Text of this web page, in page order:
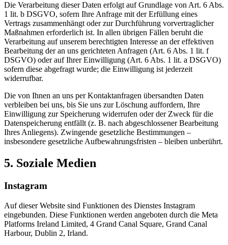
Die Verarbeitung dieser Daten erfolgt auf Grundlage von Art. 6 Abs.
1 lit. b DSGVO, sofern Ihre Anfrage mit der Erfüllung eines
Vertrags zusammenhängt oder zur Durchführung vorvertraglicher
Maßnahmen erforderlich ist. In allen übrigen Fällen beruht die
Verarbeitung auf unserem berechtigten Interesse an der effektiven
Bearbeitung der an uns gerichteten Anfragen (Art. 6 Abs. 1 lit. f
DSGVO) oder auf Ihrer Einwilligung (Art. 6 Abs. 1 lit. a DSGVO)
sofern diese abgefragt wurde; die Einwilligung ist jederzeit
widerrufbar.
Die von Ihnen an uns per Kontaktanfragen übersandten Daten
verbleiben bei uns, bis Sie uns zur Löschung auffordern, Ihre
Einwilligung zur Speicherung widerrufen oder der Zweck für die
Datenspeicherung entfällt (z. B. nach abgeschlossener Bearbeitung
Ihres Anliegens). Zwingende gesetzliche Bestimmungen –
insbesondere gesetzliche Aufbewahrungsfristen – bleiben unberührt.
5. Soziale Medien
Instagram
Auf dieser Website sind Funktionen des Dienstes Instagram
eingebunden. Diese Funktionen werden angeboten durch die Meta
Platforms Ireland Limited, 4 Grand Canal Square, Grand Canal
Harbour, Dublin 2, Irland.